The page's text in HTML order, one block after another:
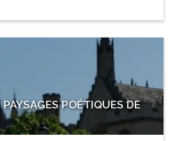
POÉTIQUES DE